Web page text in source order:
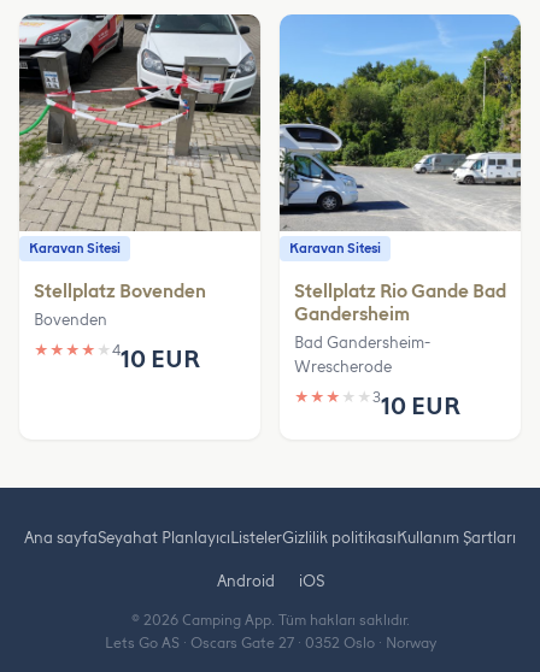
Karavan Sitesi
Stellplatz Bovenden
Bovenden
★ ★ ★ ★ ★ 410 EUR
Karavan Sitesi
Stellplatz Rio Gande Bad
Gandersheim
Bad Gandersheim-
Wrescherode
★ ★ ★ ★ ★ 310 EUR
Ana sayfaSeyahat PlanlayıcıListelerGizlilik politikasıKullanım Şartları
Android iOS
© 2026 Camping App. Tüm hakları saklıdır.
Lets Go AS · Oscars Gate 27 · 0352 Oslo · Norway